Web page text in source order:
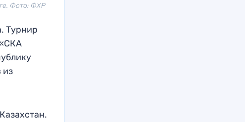
Фото: ФХР
Турнир
из